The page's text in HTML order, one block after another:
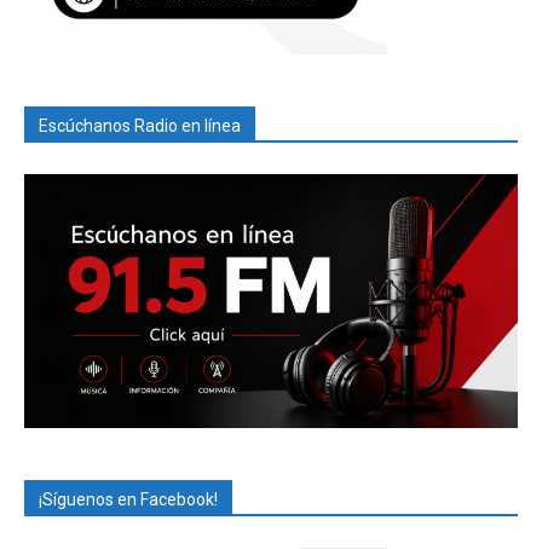
Escúchanos Radio en línea
¡Síguenos en Facebook!